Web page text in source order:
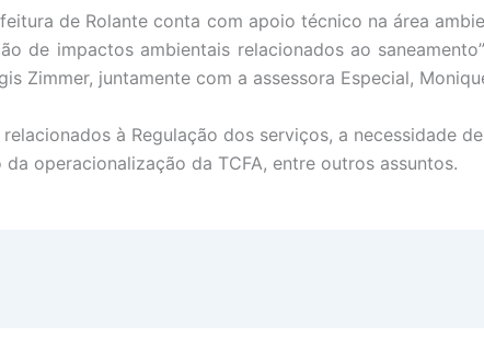
de Rolante conta com apoio técnico na área
de impactos ambientais relacionados ao
Zimmer, juntamente com a assessora Especial,
à Regulação dos serviços, a necessidade
operacionalização da TCFA, entre outros assuntos.